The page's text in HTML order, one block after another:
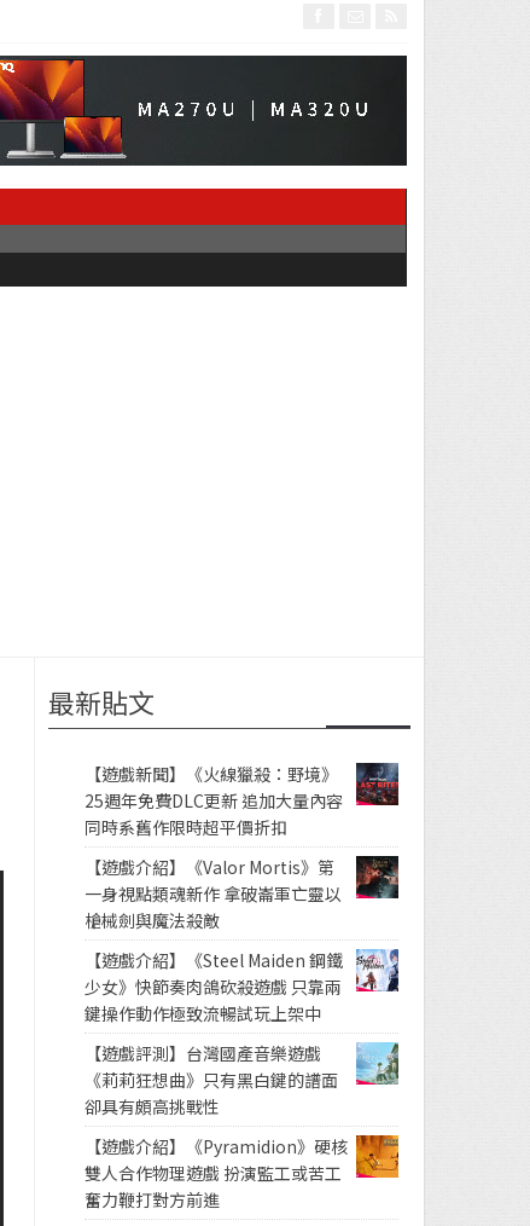
最新貼文
【遊戲新聞】《火線獵殺：野境》
25週年免費DLC更新 追加大量內容
同時系舊作限時超平價折扣
【遊戲介紹】《Valor Mortis》第
一身視點類魂新作 拿破崙軍亡靈以
槍械劍與魔法殺敵
【遊戲介紹】《Steel Maiden 鋼鐵
少女》快節奏肉鴿砍殺遊戲 只靠兩
鍵操作動作極致流暢試玩上架中
【遊戲評測】台灣國產音樂遊戲
《莉莉狂想曲》只有黑白鍵的譜面
卻具有頗高挑戰性
【遊戲介紹】《Pyramidion》硬核
雙人合作物理遊戲 扮演監工或苦工
奮力鞭打對方前進